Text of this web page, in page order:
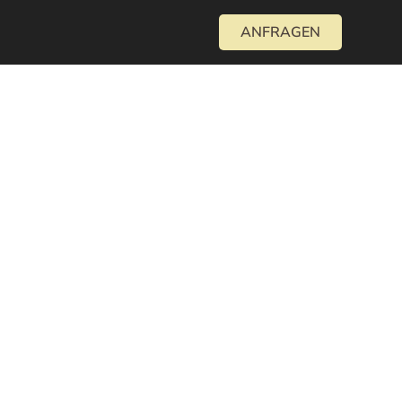
ANFRAGEN